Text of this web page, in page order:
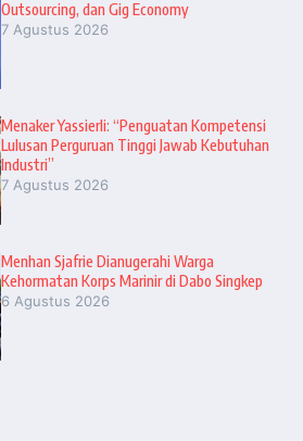
Outsourcing, dan Gig Economy
7 Agustus 2026
Menaker Yassierli: “Penguatan Kompetensi
Lulusan Perguruan Tinggi Jawab Kebutuhan
Industri”
7 Agustus 2026
Menhan Sjafrie Dianugerahi Warga
Kehormatan Korps Marinir di Dabo Singkep
6 Agustus 2026